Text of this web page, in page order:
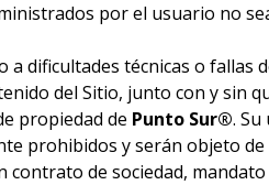
por el usuario no
a dificultades técnicas o
del Sitio, junto con y sin
propiedad de Punto Sur®.
prohibidos y serán objeto
de sociedad,